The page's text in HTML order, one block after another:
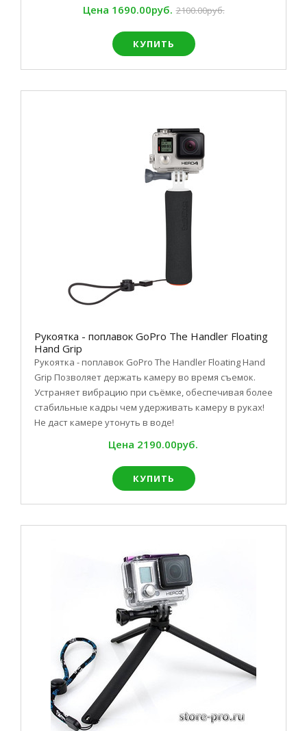
Цена 1690.00руб. 2100.00руб.
КУПИТЬ
Рукоятка - поплавок GoPro The Handler Floating
Hand Grip
Рукоятка - поплавок GoPro The Handler Floating Hand
Grip Позволяет держать камеру во время съемок.
Устраняет вибрацию при съёмке, обеспечивая более
стабильные кадры чем удерживать камеру в руках!
Не даст камере утонуть в воде!
Цена 2190.00руб.
КУПИТЬ